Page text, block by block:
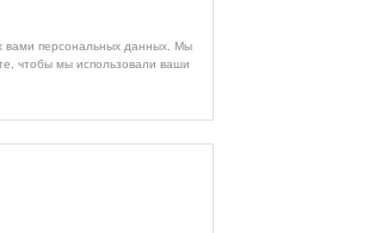
вами персональных данных. Мы
чтобы мы использовали ваши